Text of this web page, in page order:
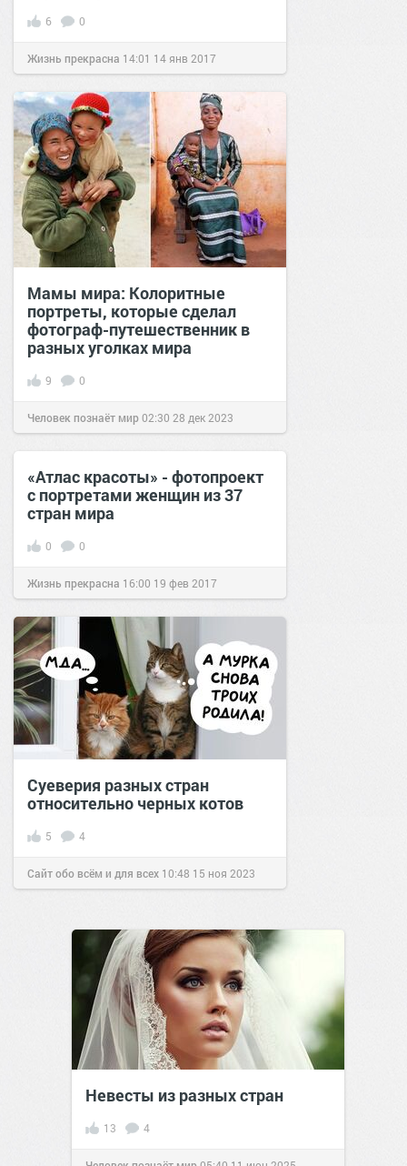
6 0
Жизнь прекрасна 14:01 14 янв 2017
Мамы мира: Колоритные
портреты, которые сделал
фотограф-путешественник в
разных уголках мира
9 0
Человек познаёт мир02:30 28 дек 2023
«Атлас красоты» - фотопроект
с портретами женщин из 37
стран мира
0 0
Жизнь прекрасна 16:00 19 фев 2017
Суеверия разных стран
относительно черных котов
5 4
Сайт обо всём и для всех 10:48 15 ноя 2023
Невесты из разных стран
13 4